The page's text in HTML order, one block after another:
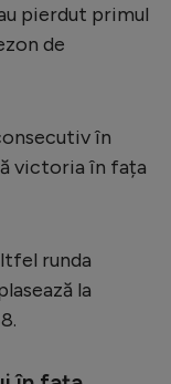
pierdut primul
de
în
victoria în fața
runda
la